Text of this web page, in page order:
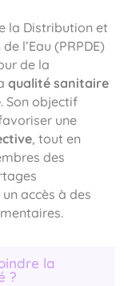
la Distribution et
l’Eau (PRPDE)
de la
qualité sanitaire
. Son objectif
une
, tout en
des
accès à des
la
?